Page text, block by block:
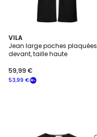
VILA
Jean large poches plaquées
devant, taille haute
53,99 €
59,99 €